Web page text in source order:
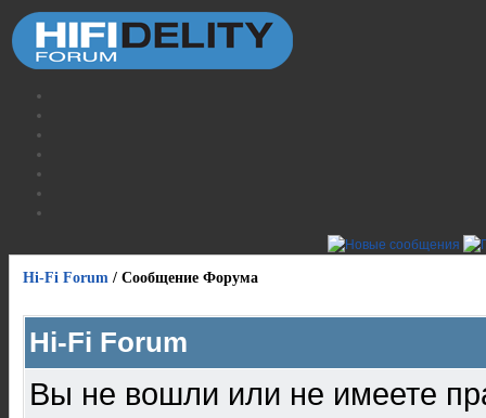
Hi-Fi Forum / Сообщение Форума
Hi-Fi Forum
Вы не вошли или не имеете